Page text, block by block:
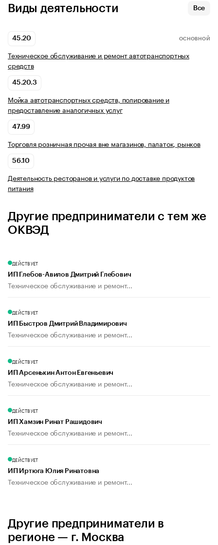
Виды деятельности Все
45.20 ОСНОВНОЙ
Техническое обслуживание и ремонт автотранспортных
средств
45.20.3
Мойка автотранспортных средств, полирование и
предоставление аналогичных услуг
47.99
Торговля розничная прочая вне магазинов, палаток, рынков
56.10
Деятельность ресторанов и услуги по доставке продуктов
питания
Другие предприниматели с тем же
ОКВЭД
ДЕЙСТВУЕТ
ИП Глебов-Авилов Дмитрий Глебович
Техническое обслуживание и ремонт...
ДЕЙСТВУЕТ
ИП Быстров Дмитрий Владимирович
Техническое обслуживание и ремонт...
ДЕЙСТВУЕТ
ИП Арсенькин Антон Евгеньевич
Техническое обслуживание и ремонт...
ДЕЙСТВУЕТ
ИП Хамзин Ринат Рашидович
Техническое обслуживание и ремонт...
ДЕЙСТВУЕТ
ИП Иртюга Юлия Ринатовна
Техническое обслуживание и ремонт...
Другие предприниматели в
регионе — г. Москва